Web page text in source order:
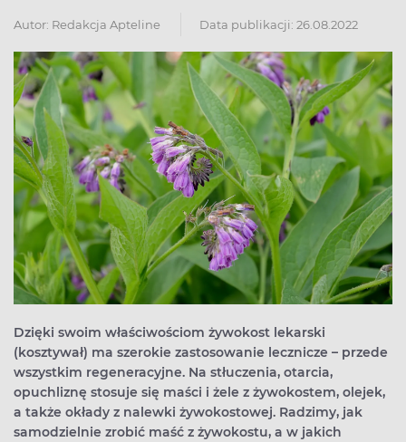
Autor: Redakcja Apteline Data publikacji: 26.08.2022
Dzięki swoim właściwościom żywokost lekarski
(kosztywał) ma szerokie zastosowanie lecznicze – przede
wszystkim regeneracyjne. Na stłuczenia, otarcia,
opuchliznę stosuje się maści i żele z żywokostem, olejek,
a także okłady z nalewki żywokostowej. Radzimy, jak
samodzielnie zrobić maść z żywokostu, a w jakich